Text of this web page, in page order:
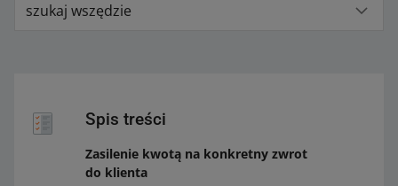
szukaj wszędzie
Spis treści
Zasilenie kwotą na konkretny zwrot
do klienta